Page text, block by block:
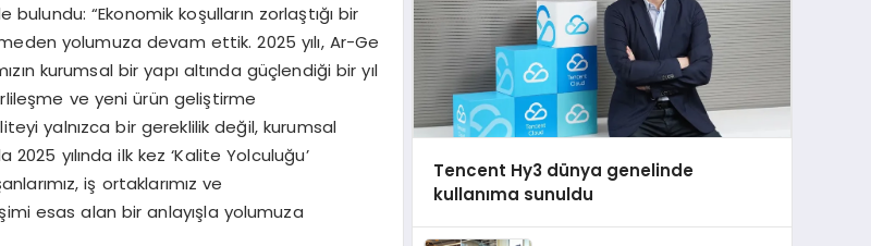
“Ekonomik koşulların zorlaştığı bir
yolumuza devam ettik. 2025 yılı, Ar-Ge
kurumsal bir yapı altında güçlendiği bir yıl
ve yeni ürün geliştirme
yalnızca bir gereklilik değil, kurumsal
yılında ilk kez ‘Kalite Yolculuğu’
iş ortaklarımız ve
esas alan bir anlayışla yolumuza
Tencent Hy3 dünya genelinde
kullanıma sunuldu